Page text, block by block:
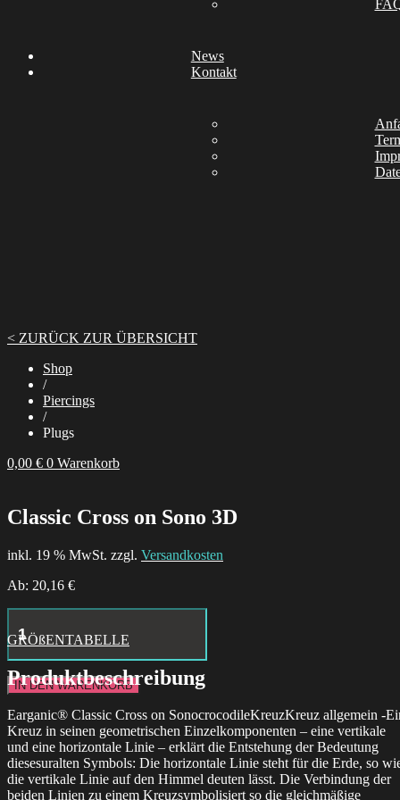
News
Kontakt
< ZURÜCK ZUR ÜBERSICHT
Shop
/
Piercings
/
Plugs
0,00 € 0 Warenkorb
Classic Cross on Sono 3D
inkl. 19 % MwSt. zzgl. Versandkosten
Ab: 20,16 €
Little
Moth
Hoops
Menge
IN DEN WARENKORB
GRÖßENTABELLE
Produktbeschreibung
Earganic® Classic Cross on SonocrocodileKreuzKreuz allgemein -
Kreuz in seinen geometrischen Einzelkomponenten – eine vertikale
und eine horizontale Linie – erklärt die Entstehung der Bedeutung
diesesuralten Symbols: Die horizontale Linie steht für die Erde, so
die vertikale Linie auf den Himmel deuten lässt. Die Verbindung der
beiden Linien zu einem Kreuzsymbolisiert so die gleichmäßige